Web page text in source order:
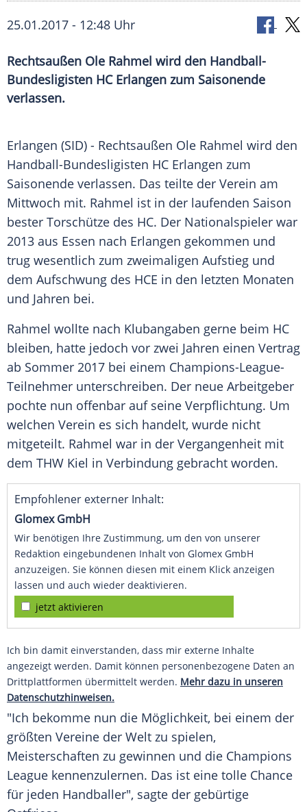
25.01.2017 - 12:48 Uhr
Rechtsaußen Ole Rahmel wird den Handball-
Bundesligisten HC Erlangen zum Saisonende
verlassen.
Erlangen (SID) - Rechtsaußen Ole Rahmel wird den
Handball-Bundesligisten HC Erlangen zum
Saisonende verlassen. Das teilte der Verein am
Mittwoch mit. Rahmel ist in der laufenden Saison
bester Torschütze des HC. Der Nationalspieler war
2013 aus Essen nach Erlangen gekommen und
trug wesentlich zum zweimaligen Aufstieg und
dem Aufschwung des HCE in den letzten Monaten
und Jahren bei.
Rahmel wollte nach Klubangaben gerne beim HC
bleiben, hatte jedoch vor zwei Jahren einen Vertrag
ab Sommer 2017 bei einem Champions-League-
Teilnehmer unterschreiben. Der neue Arbeitgeber
pochte nun offenbar auf seine Verpflichtung. Um
welchen Verein es sich handelt, wurde nicht
mitgeteilt. Rahmel war in der Vergangenheit mit
dem THW Kiel in Verbindung gebracht worden.
Empfohlener externer Inhalt:
Glomex GmbH
Wir benötigen Ihre Zustimmung, um den von unserer
Redaktion eingebundenen Inhalt von Glomex GmbH
anzuzeigen. Sie können diesen mit einem Klick anzeigen
lassen und auch wieder deaktivieren.
jetzt aktivieren
Ich bin damit einverstanden, dass mir externe Inhalte
angezeigt werden. Damit können personenbezogene Daten an
Drittplattformen übermittelt werden. Mehr dazu in unseren
Datenschutzhinweisen.
"Ich bekomme nun die Möglichkeit, bei einem der
größten Vereine der Welt zu spielen,
Meisterschaften zu gewinnen und die Champions
League kennenzulernen. Das ist eine tolle Chance
für jeden Handballer", sagte der gebürtige